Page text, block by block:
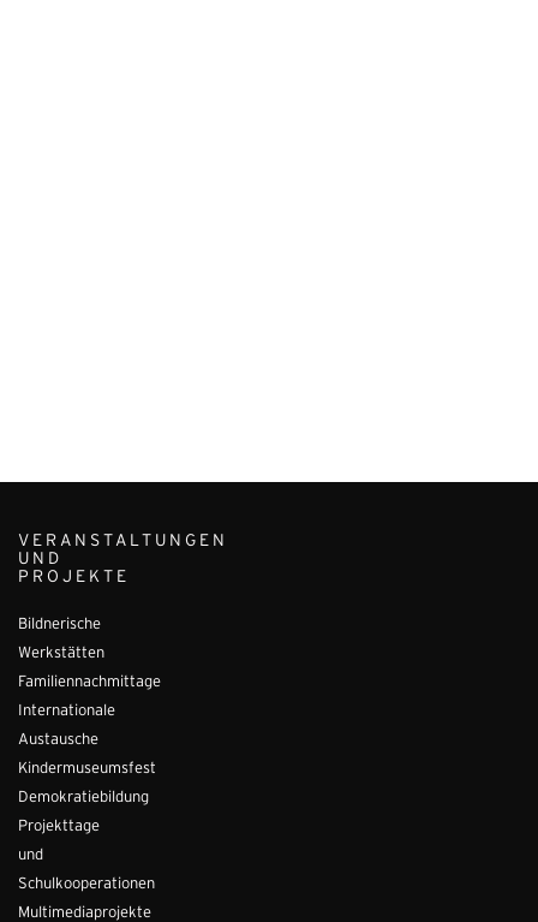
VERANSTALTUNGEN
UND
PROJEKTE
Bildnerische
Werkstätten
Familiennachmittage
Internationale
Austausche
Kindermuseumsfest
Demokratiebildung
Projekttage
und
Schulkooperationen
Multimediaprojekte